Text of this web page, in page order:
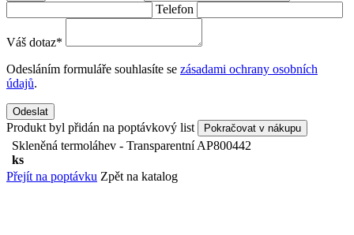
Telefon
Váš dotaz*
Odesláním formuláře souhlasíte se zásadami ochrany osobních
údajů.
Odeslat
Produkt byl přidán na poptávkový list Pokračovat v nákupu
Skleněná termoláhev - TransparentníAP800442
ks
Přejít na poptávku Zpět na katalog